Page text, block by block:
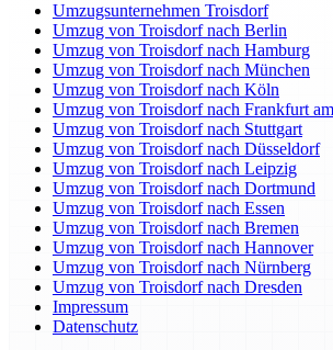
Umzugsunternehmen Troisdorf
Umzug von Troisdorf nach Berlin
Umzug von Troisdorf nach Hamburg
Umzug von Troisdorf nach München
Umzug von Troisdorf nach Köln
Umzug von Troisdorf nach Frankfurt
Umzug von Troisdorf nach Stuttgart
Umzug von Troisdorf nach Düsseldorf
Umzug von Troisdorf nach Leipzig
Umzug von Troisdorf nach Dortmund
Umzug von Troisdorf nach Essen
Umzug von Troisdorf nach Bremen
Umzug von Troisdorf nach Hannover
Umzug von Troisdorf nach Nürnberg
Umzug von Troisdorf nach Dresden
Impressum
Datenschutz